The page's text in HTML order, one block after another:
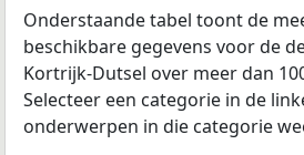
Onderstaande tabel toont de
beschikbare gegevens voor de
Kortrijk-Dutsel over meer dan
Selecteer een categorie in de
onderwerpen in die categorie